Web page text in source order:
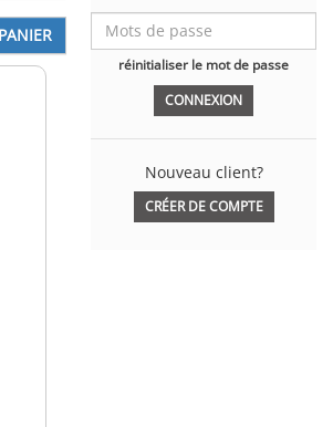
réinitialiser le mot de passe
Nouveau client?
CRÉER DE COMPTE